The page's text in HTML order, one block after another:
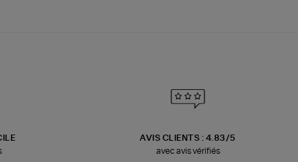
AVIS CLIENTS : 4.83/5
avec avis vérifiés